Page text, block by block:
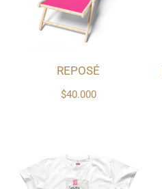
$40.000
REPOSÉ